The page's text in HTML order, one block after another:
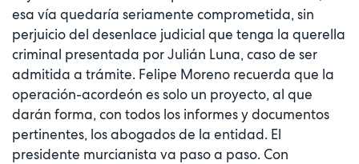
esa vía quedaría seriamente comprometida, sin
perjuicio del desenlace judicial que tenga la querella
criminal presentada por Julián Luna, caso de ser
admitida a trámite. Felipe Moreno recuerda que la
operación-acordeón es solo un proyecto, al que
darán forma, con todos los informes y documentos
pertinentes, los abogados de la entidad. El
presidente murcianista va paso a paso. Con